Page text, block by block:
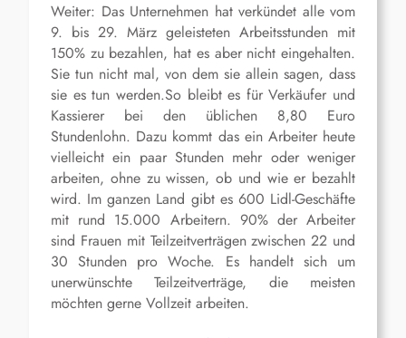
Weiter: Das Unternehmen hat verkündet alle vom
9. bis 29. März geleisteten Arbeitsstunden mit
150% zu bezahlen, hat es aber nicht eingehalten.
Sie tun nicht mal, von dem sie allein sagen, dass
sie es tun werden.So bleibt es für Verkäufer und
Kassierer bei den üblichen 8,80 Euro
Stundenlohn. Dazu kommt das ein Arbeiter heute
vielleicht ein paar Stunden mehr oder weniger
arbeiten, ohne zu wissen, ob und wie er bezahlt
wird. Im ganzen Land gibt es 600 Lidl-Geschäfte
mit rund 15.000 Arbeitern. 90% der Arbeiter
sind Frauen mit Teilzeitverträgen zwischen 22 und
30 Stunden pro Woche. Es handelt sich um
unerwünschte Teilzeitverträge, die meisten
möchten gerne Vollzeit arbeiten.